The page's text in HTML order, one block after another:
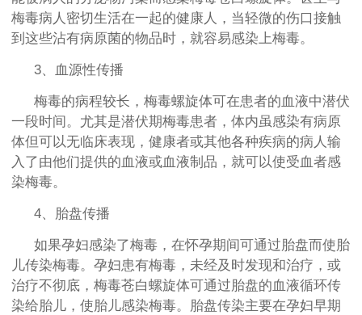
梅毒病人密切生活在一起的健康人，当轻微的伤口接触
到这些沾有病原菌的物品时，就容易感染上梅毒。
3、血源性传播
梅毒的病程较长，梅毒螺旋体可在患者的血液中潜伏
一段时间。尤其是潜伏期梅毒患者，体内虽感染有病原
体但可以无临床表现，健康者或其他各种疾病的病人输
入了由他们提供的血液或血液制品，就可以使受血者感
染梅毒。
4、胎盘传播
如果孕妇感染了梅毒，在怀孕期间可通过胎盘而使胎
儿传染梅毒。孕妇患有梅毒，未经及时发现和治疗，或
治疗不彻底，梅毒苍白螺旋体可通过胎盘的血液循环传
染给胎儿，使胎儿感染梅毒。胎盘传染主要在孕妇早期